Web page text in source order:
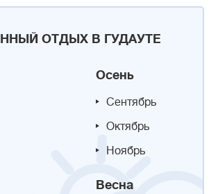
ОТДЫХ В ГУДАУТЕ
Осень
Сентябрь
Октябрь
Ноябрь
Весна